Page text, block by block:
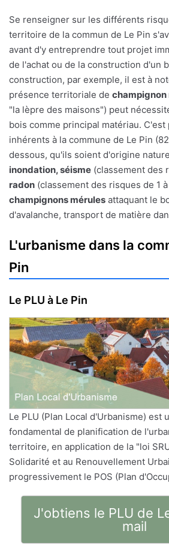
Se renseigner sur les différents
territoire de la commun de Le Pin
avant d'y entreprendre tout projet
de l'achat ou de la construction d'un
construction, par exemple, il est à
présence territoriale de champignon
"la lèpre des maisons") peut
bois comme principal matériau.
inhérents à la commune de Le Pin
dessous, qu'ils soient d'origine
inondation, séisme (classement des
radon (classement des risques de 1
champignons mérules attaquant le
d'avalanche, transport de matière
L'urbanisme dans la
Pin
Le PLU à Le Pin
Le PLU (Plan Local d'Urbanisme) est
fondamental de planification de
territoire, en application de la "loi
Solidarité et au Renouvellement
progressivement le POS (Plan
J'obtiens le PLU de
mail